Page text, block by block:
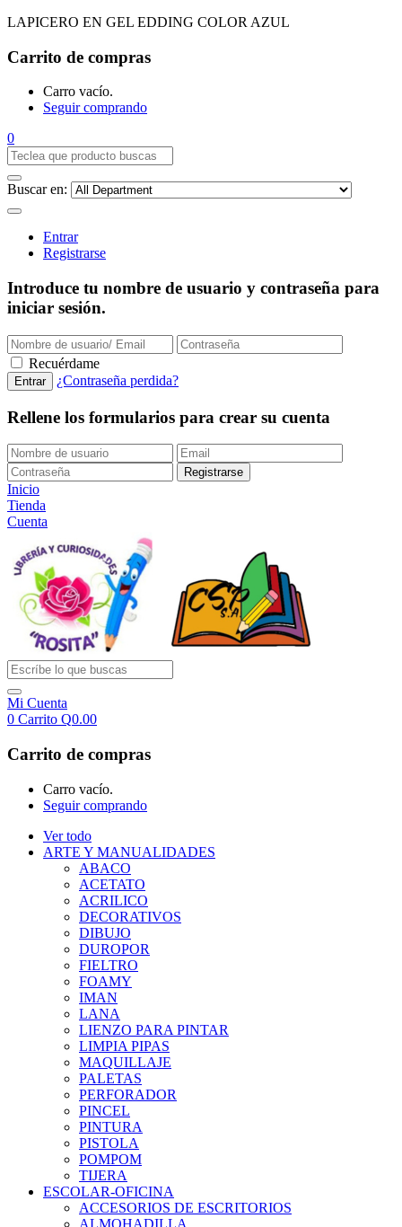
LAPICERO EN GEL EDDING COLOR AZUL
Carrito de compras
Carro vacío.
Seguir comprando
0
Buscar en:
Entrar
Registrarse
Introduce tu nombre de usuario y contraseña para
iniciar sesión.
Recuérdame
¿Contraseña perdida?
Rellene los formularios para crear su cuenta
Inicio
Tienda
Cuenta
Mi Cuenta
0 Carrito Q0.00
Carrito de compras
Carro vacío.
Seguir comprando
Ver todo
ARTE Y MANUALIDADES
ABACO
ACETATO
ACRILICO
DECORATIVOS
DIBUJO
DUROPOR
FIELTRO
FOAMY
IMAN
LANA
LIENZO PARA PINTAR
LIMPIA PIPAS
MAQUILLAJE
PALETAS
PERFORADOR
PINCEL
PINTURA
PISTOLA
POMPOM
TIJERA
ESCOLAR-OFICINA
ACCESORIOS DE ESCRITORIOS
ALMOHADILLA